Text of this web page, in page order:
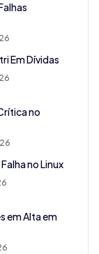
Em Dívidas
no
no Linux
em Alta em